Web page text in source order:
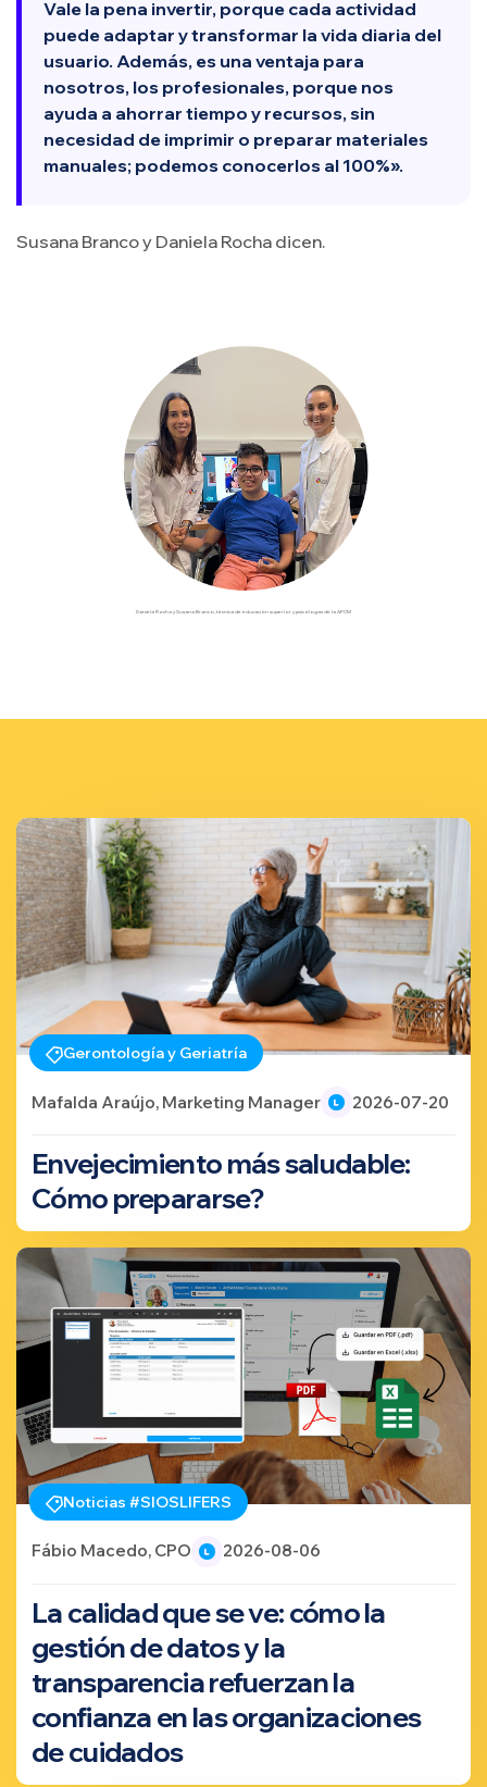
Vale la pena invertir, porque cada actividad
puede adaptar y transformar la vida diaria del
usuario. Además, es una ventaja para
nosotros, los profesionales, porque nos
ayuda a ahorrar tiempo y recursos, sin
necesidad de imprimir o preparar materiales
manuales; podemos conocerlos al 100%».
Susana Branco y Daniela Rocha dicen.
Daniela Rocha y Susana Branco, técnica de educación superior y psicólogas de la APCM
Gerontología y Geriatría
Mafalda Araújo, Marketing Manager 2026-07-20
Envejecimiento más saludable:
Cómo prepararse?
Noticias #SIOSLIFERS
Fábio Macedo, CPO 2026-08-06
La calidad que se ve: cómo la
gestión de datos y la
transparencia refuerzan la
confianza en las organizaciones
de cuidados